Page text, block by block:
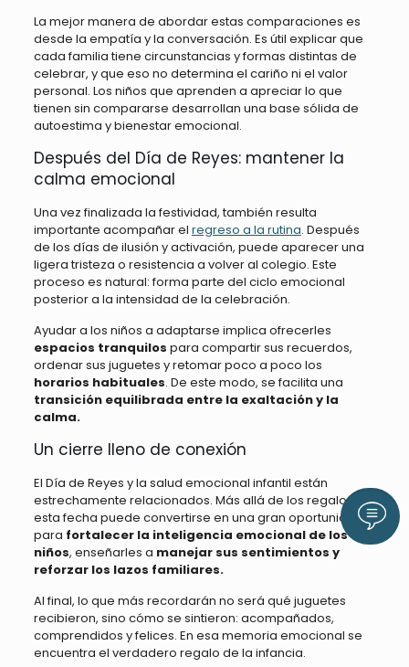
La mejor manera de abordar estas comparaciones es
desde la empatía y la conversación. Es útil explicar que
cada familia tiene circunstancias y formas distintas de
celebrar, y que eso no determina el cariño ni el valor
personal. Los niños que aprenden a apreciar lo que
tienen sin compararse desarrollan una base sólida de
autoestima y bienestar emocional.
Después del Día de Reyes: mantener la
calma emocional
Una vez finalizada la festividad, también resulta
importante acompañar el regreso a la rutina. Después
de los días de ilusión y activación, puede aparecer una
ligera tristeza o resistencia a volver al colegio. Este
proceso es natural: forma parte del ciclo emocional
posterior a la intensidad de la celebración.
Ayudar a los niños a adaptarse implica ofrecerles
espacios tranquilos para compartir sus recuerdos,
ordenar sus juguetes y retomar poco a poco los
horarios habituales. De este modo, se facilita una
transición equilibrada entre la exaltación y la
calma.
Un cierre lleno de conexión
El Día de Reyes y la salud emocional infantil están
estrechamente relacionados. Más allá de los regalos,
esta fecha puede convertirse en una gran oportunidad
para fortalecer la inteligencia emocional de los
niños, enseñarles a manejar sus sentimientos y
reforzar los lazos familiares.
Al final, lo que más recordarán no será qué juguetes
recibieron, sino cómo se sintieron: acompañados,
comprendidos y felices. En esa memoria emocional se
encuentra el verdadero regalo de la infancia.